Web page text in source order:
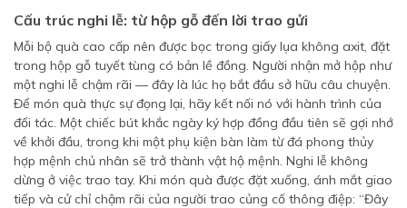
Cấu trúc nghi lễ: từ hộp gỗ đến lời trao gửi
Mỗi bộ quà cao cấp nên được bọc trong giấy lụa không axit, đặt
trong hộp gỗ tuyết tùng có bản lề đồng. Người nhận mở hộp như
một nghi lễ chậm rãi — đây là lúc họ bắt đầu sở hữu câu chuyện.
Để món quà thực sự đọng lại, hãy kết nối nó với hành trình của
đối tác. Một chiếc bút khắc ngày ký hợp đồng đầu tiên sẽ gợi nhớ
về khởi đầu, trong khi một phụ kiện bàn làm từ đá phong thủy
hợp mệnh chủ nhân sẽ trở thành vật hộ mệnh. Nghi lễ không
dừng ở việc trao tay. Khi món quà được đặt xuống, ánh mắt giao
tiếp và cử chỉ chậm rãi của người trao củng cố thông điệp: “Đây